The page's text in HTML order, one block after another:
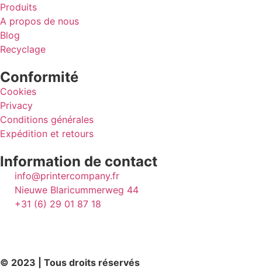
Produits
A propos de nous
Blog
Recyclage
Conformité
Cookies
Privacy
Conditions générales
Expédition et retours
Information de contact
info@printercompany.fr
Nieuwe Blaricummerweg 44
+31 (6) 29 01 87 18
© 2023 | Tous droits réservés